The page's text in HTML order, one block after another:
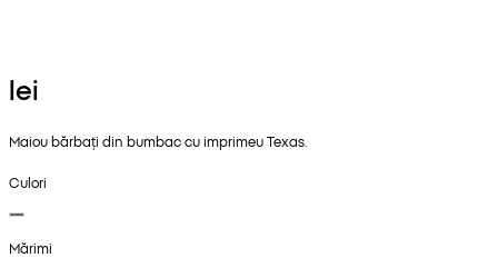
lei
Maiou bărbați din bumbac cu imprimeu Texas.
Culori
Mărimi